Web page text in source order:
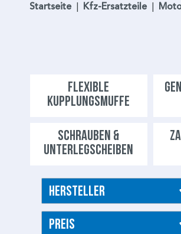
Startseite Kfz-Ersatzteile
FLEXIBLE
KUPPLUNGSMUFFE
SCHRAUBEN &
UNTERLEGSCHEIBEN
Hersteller
Preis